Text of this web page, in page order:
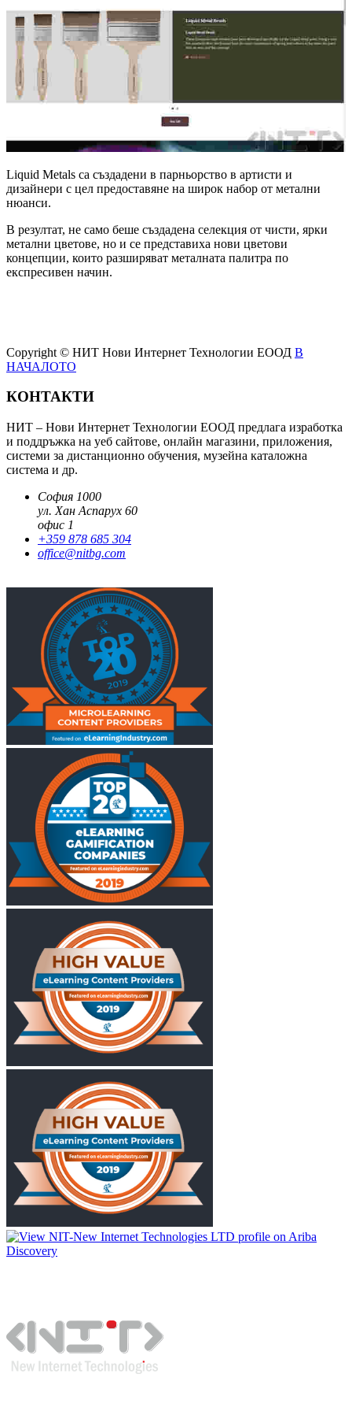
Liquid Metals са създадени в парньорство в артисти и
дизайнери с цел предоставяне на широк набор от метални
нюанси.
В резултат, не само беше създадена селекция от чисти, ярки
метални цветове, но и се представиха нови цветови
концепции, които разширяват металната палитра по
експресивен начин.
Copyright © НИТ Нови Интернет Технологии ЕООД В
НАЧАЛОТО
КОНТАКТИ
НИТ – Нови Интернет Технологии ЕООД предлага изработка
и поддръжка на уеб сайтове, онлайн магазини, приложения,
системи за дистанционно обучения, музейна каталожна
система и др.
София 1000
ул. Хан Аспарух 60
офис 1
+359 878 685 304
office@nitbg.com